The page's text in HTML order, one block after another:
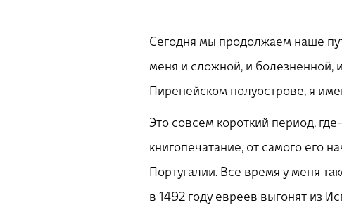
Сегодня мы продолжаем наше
меня и сложной, и болезненной,
Пиренейском полуострове, я
Это совсем короткий период,
книгопечатание, от самого его
Португалии. Все время у меня
в 1492 году евреев выгонят из